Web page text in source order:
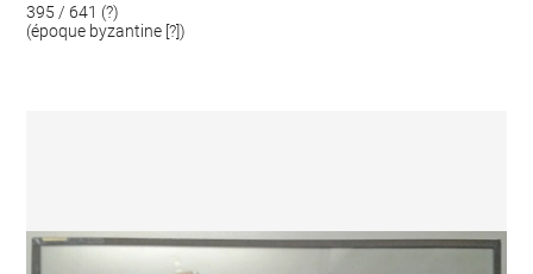
395 / 641 (?)
(époque byzantine [?])